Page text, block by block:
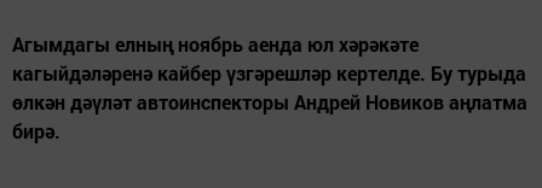
Агымдагы елның ноябрь аенда юл хәрәкәте
кагыйдәләренә кайбер үзгәрешләр кертелде. Бу турыда
өлкән дәүләт автоинспекторы Андрей Новиков аңлатма
бирә.